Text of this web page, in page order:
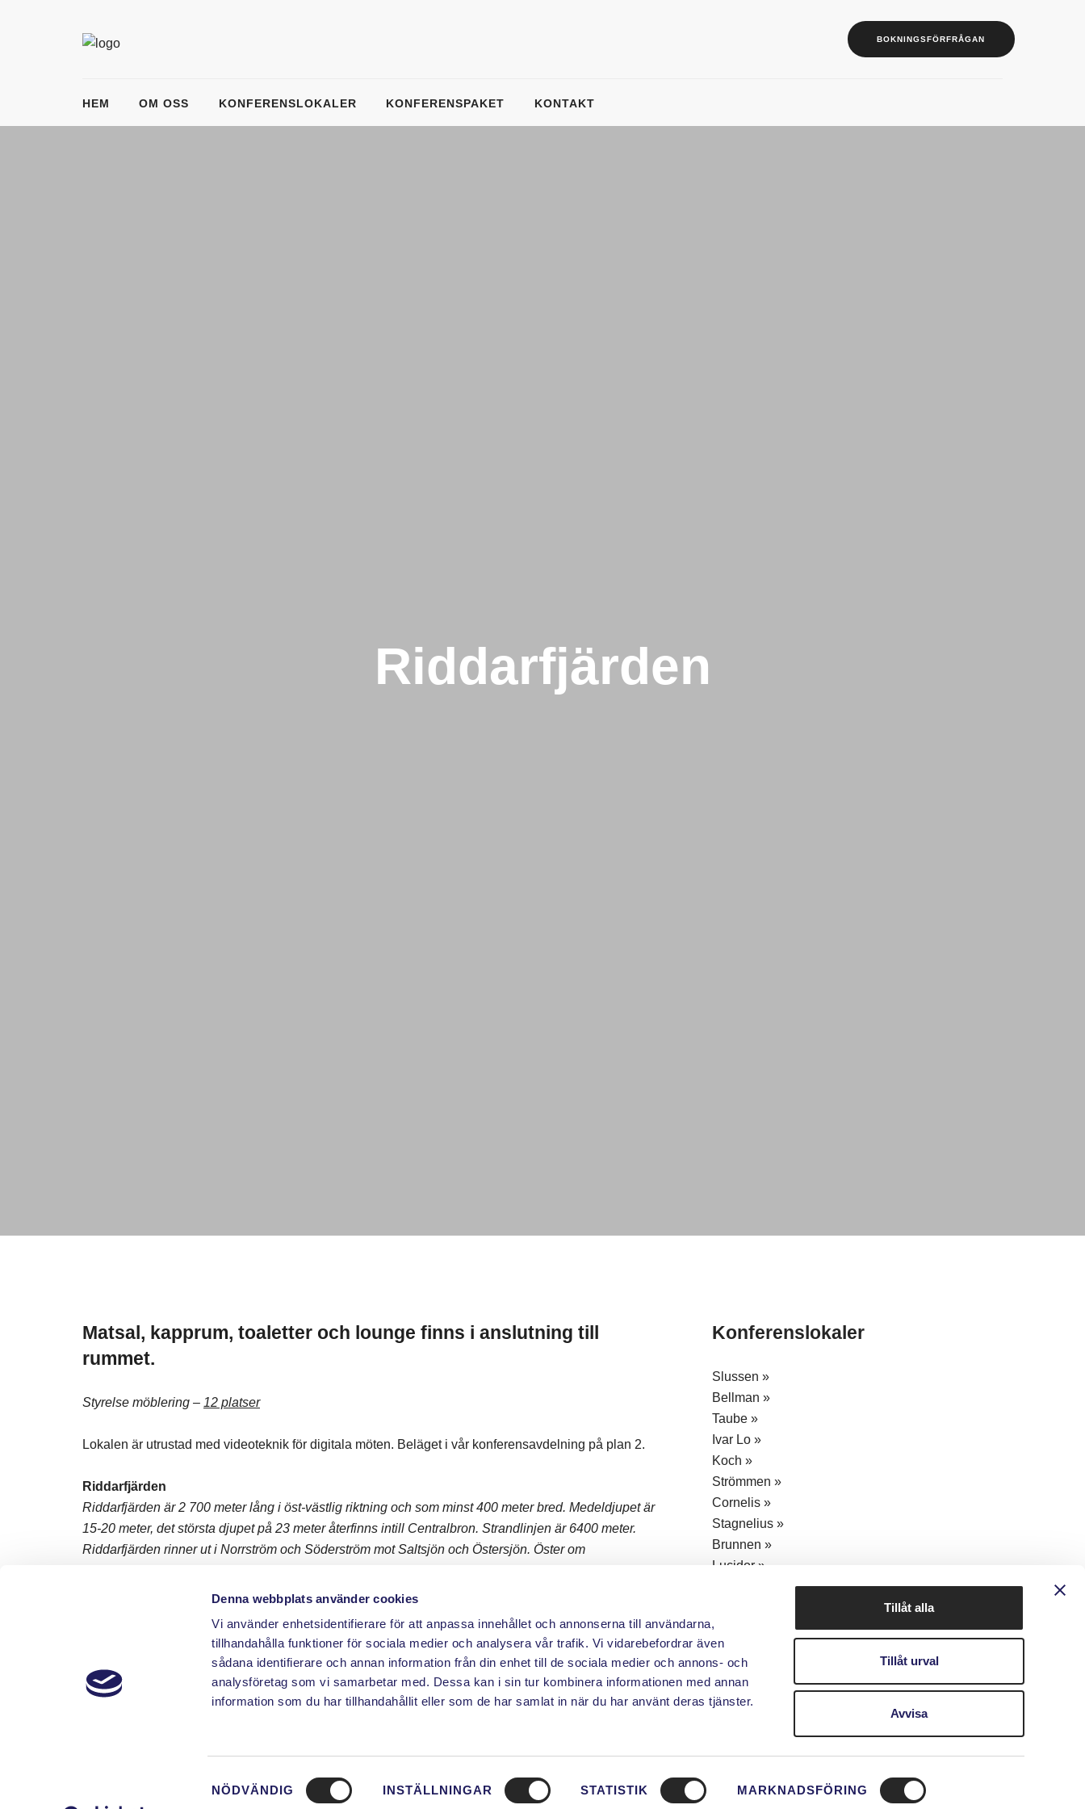
Denna webbplats använder cookies
Vi använder enhetsidentifierare för att anpassa innehållet och annonserna till användarna,
tillhandahålla funktioner för sociala medier och analysera vår trafik. Vi vidarebefordrar även
sådana identifierare och annan information från din enhet till de sociala medier och annons- och
analysföretag som vi samarbetar med. Dessa kan i sin tur kombinera informationen med annan
information som du har tillhandahållit eller som de har samlat in när du har använt deras tjänster.
NÖDVÄNDIG
INSTÄLLNINGAR STATISTIK
MARKNADSFÖRING
Tillåt alla
Tillåt urval
Avvisa
BOKNINGSFÖRFRÅGAN
HEM OM OSS KONFERENSLOKALER KONFERENSPAKET KONTAKT
Riddarfjärden
Matsal, kapprum, toaletter och lounge finns i anslutning till
rummet.
Styrelse möblering – 12 platser
Lokalen är utrustad med videoteknik för digitala möten. Beläget i vår konferensavdelning på plan 2.
Riddarfjärden
Riddarfjärden är 2 700 meter lång i öst-västlig riktning och som minst 400 meter bred. Medeldjupet är
15-20 meter, det största djupet på 23 meter återfinns intill Centralbron. Strandlinjen är 6400 meter.
Riddarfjärden rinner ut i Norrström och Söderström mot Saltsjön och Östersjön. Öster om
Långholmen finns Pålsunde
Konferenslokaler
Slussen »
Bellman »
Taube »
Ivar Lo »
Koch »
Strömmen »
Cornelis »
Stagnelius »
Brunnen »
Lucidor »
Riddarfjärden »
Pålsundet »
Årstaviken »
Kapacitet och sittningar